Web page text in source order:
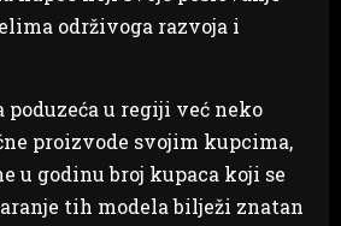
održivoga razvoja i
u regiji već neko
proizvode svojim kupcima,
u godinu broj kupaca koji se
tih modela bilježi znatan